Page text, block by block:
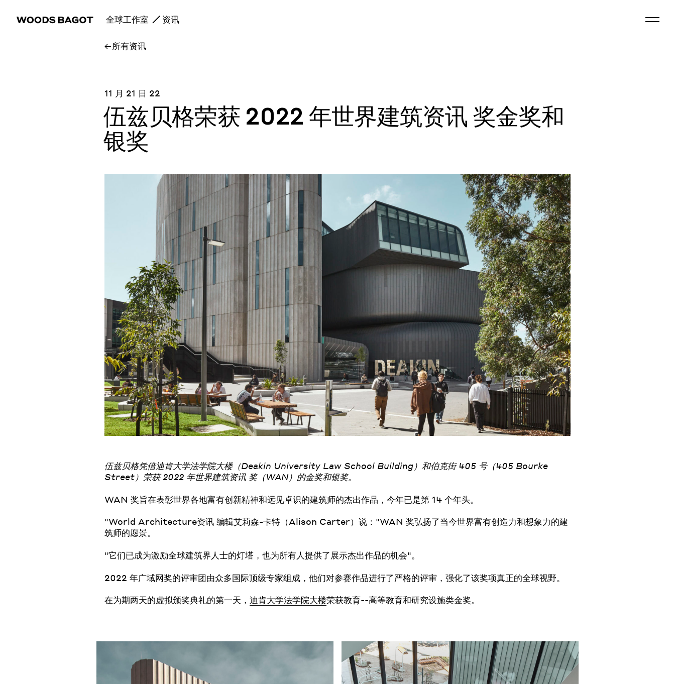
全球工作室 资讯
所有资讯
11 月 21 日 22
伍兹贝格荣获 2022 年世界建筑资讯 奖金奖和
银奖
伍兹贝格凭借迪肯大学法学院大楼（Deakin University Law School Building）和伯克街 405 号（405 Bourke
Street）荣获 2022 年世界建筑资讯 奖（WAN）的金奖和银奖。
WAN 奖旨在表彰世界各地富有创新精神和远见卓识的建筑师的杰出作品，今年已是第 14 个年头。
"World Architecture资讯 编辑艾莉森-卡特（Alison Carter）说："WAN 奖弘扬了当今世界富有创造力和想象力的建
筑师的愿景。
"它们已成为激励全球建筑界人士的灯塔，也为所有人提供了展示杰出作品的机会"。
2022 年广域网奖的评审团由众多国际顶级专家组成，他们对参赛作品进行了严格的评审，强化了该奖项真正的全球视野。
在为期两天的虚拟颁奖典礼的第一天， 迪肯大学法学院大楼荣获教育--高等教育和研究设施类金奖。